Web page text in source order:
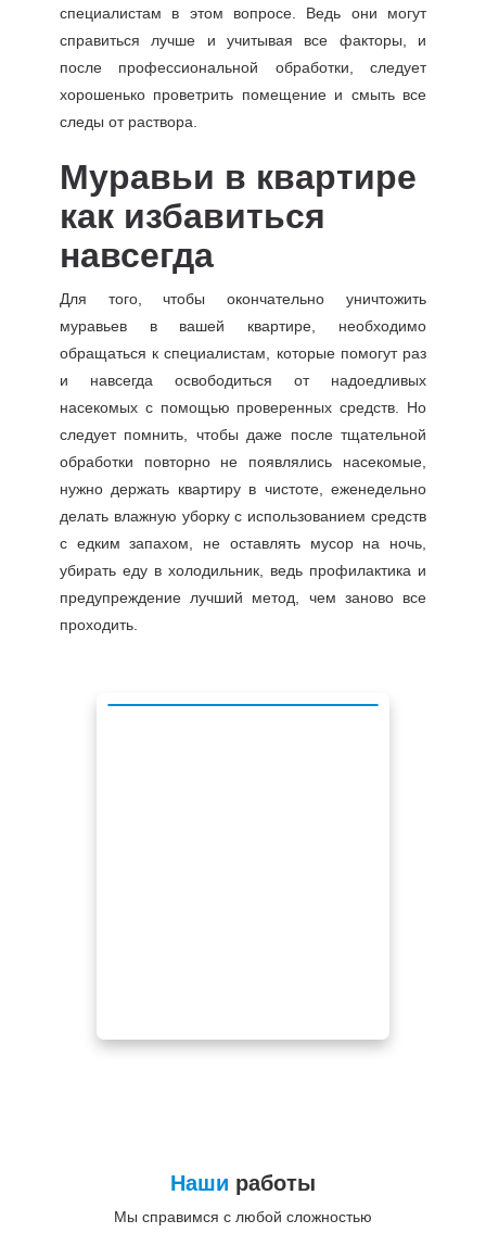
специалистам в этом вопросе. Ведь они могут
справиться лучше и учитывая все факторы, и
после профессиональной обработки, следует
хорошенько проветрить помещение и смыть все
следы от раствора.
Муравьи в квартире
как избавиться
навсегда
Для того, чтобы окончательно уничтожить
муравьев в вашей квартире, необходимо
обращаться к специалистам, которые помогут раз
и навсегда освободиться от надоедливых
насекомых с помощью проверенных средств. Но
следует помнить, чтобы даже после тщательной
обработки повторно не появлялись насекомые,
нужно держать квартиру в чистоте, еженедельно
делать влажную уборку с использованием средств
с едким запахом, не оставлять мусор на ночь,
убирать еду в холодильник, ведь профилактика и
предупреждение лучший метод, чем заново все
проходить.
Наши работы
Мы справимся с любой сложностью